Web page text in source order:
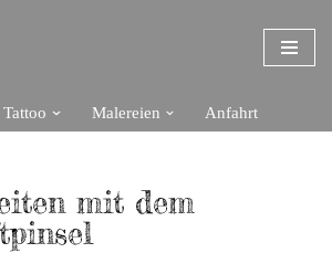
Tattoo Malereien Anfahrt
mit dem